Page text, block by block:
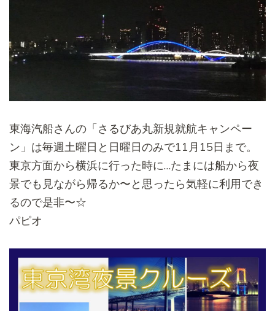
東海汽船さんの「さるびあ丸新規就航キャンペー
ン」 は毎週土曜日と日曜日のみで11月15日まで。
東京方面から横浜に行った時に…たまには船から夜
景でも見ながら帰るか〜と思ったら気軽に利用でき
るので是非〜☆
パピオ